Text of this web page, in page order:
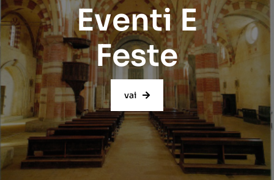
Eventi E
Feste
vai